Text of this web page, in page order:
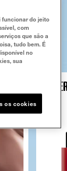
funcionar do jeito
com
que são a
tudo bem. É
no
sua
os cookies